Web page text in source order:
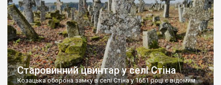
Старовинний цвинтар у селі Стіна
Козацька оборона замку в селі Стіна у 1651 році є відомим